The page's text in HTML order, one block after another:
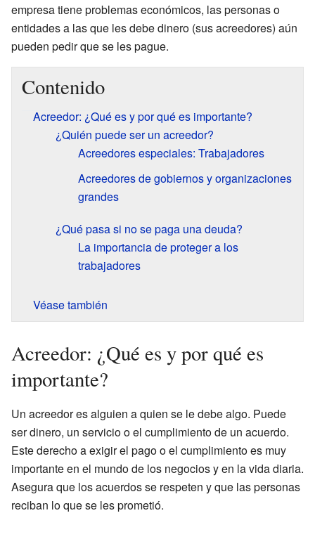
empresa tiene problemas económicos, las personas o
entidades a las que les debe dinero (sus acreedores) aún
pueden pedir que se les pague.
Contenido
Acreedor: ¿Qué es y por qué es importante?
¿Quién puede ser un acreedor?
Acreedores especiales: Trabajadores
Acreedores de gobiernos y organizaciones
grandes
¿Qué pasa si no se paga una deuda?
La importancia de proteger a los
trabajadores
Véase también
Acreedor: ¿Qué es y por qué es
importante?
Un acreedor es alguien a quien se le debe algo. Puede
ser dinero, un servicio o el cumplimiento de un acuerdo.
Este derecho a exigir el pago o el cumplimiento es muy
importante en el mundo de los negocios y en la vida diaria.
Asegura que los acuerdos se respeten y que las personas
reciban lo que se les prometió.